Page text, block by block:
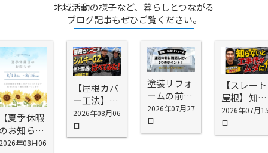
地域活動の様子など、暮らしとつながる
ブログ記事もぜひご覧ください。
夏季休暇
お知ら
】年08月06
【屋根カバ
ー工法】シ
スキーG2を
お勧めする
理由
2026年08月06
日
塗装リフォ
ームの前に
確認したい
5つの場所
｜外壁塗装
2026年07月27
日
【スレート
屋根】知ら
ないと工事
代が無駄に
なる！屋根
2026年07月
日